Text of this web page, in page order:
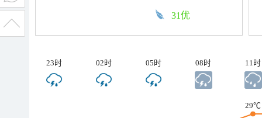
31优
23时 02时 05时 08时 11时
29℃